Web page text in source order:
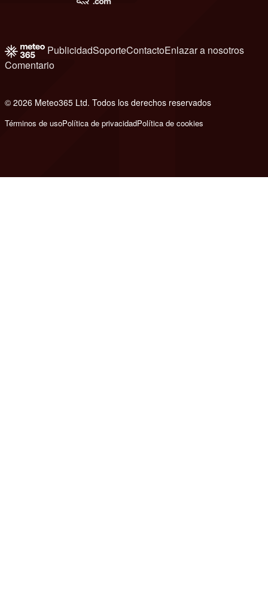
PublicidadSoporteContactoEnlazar a nosotros
Comentario
© 2026 Meteo365 Ltd. Todos los derechos reservados
Términos de usoPolítica de privacidadPolítica de cookies